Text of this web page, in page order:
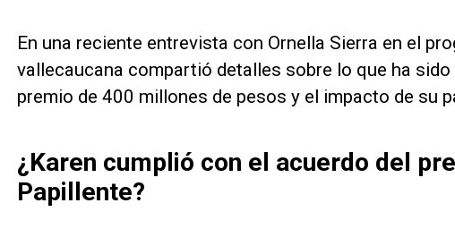
En una reciente entrevista con Ornella Sierra en el
vallecaucana compartió detalles sobre lo que ha
premio de 400 millones de pesos y el impacto de su
¿Karen cumplió con el acuerdo del
Papillente?